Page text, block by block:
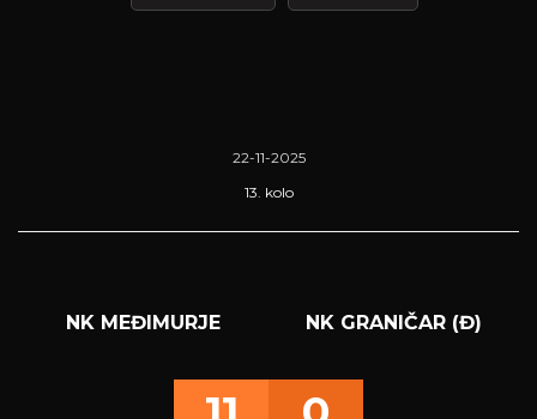
22-11-2025
13. kolo
NK MEĐIMURJE NK GRANIČAR (Đ)